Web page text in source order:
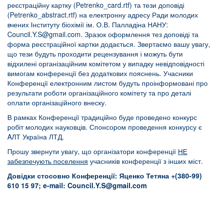
реєстраційну картку (Petrenko_card.rtf) та тези доповіді
(Petrenko_abstract.rtf) на електронну адресу Ради молодих
вчених Інституту біохімії ім. О.В. Палладіна НАНУ:
Council.Y.S@gmail.com. Зразок оформлення тез доповіді та
форма реєстраційної картки додається. Звертаємо вашу увагу,
що тези будуть проходити рецензування і можуть бути
відхилені організаційним комітетом у випадку невідповідності
вимогам конференції без додаткових пояснень. Учасники
Конференції електронним листом будуть проінформовані про
результати роботи організаційного комітету та про деталі
оплати організаційного внеску.
В рамках Конференції традиційно буде проведено конкурс
робіт молодих науковців. Спонсором проведення конкурсу є
AЛТ Україна ЛТД.
Прошу звернути увагу, що організатори конференції НЕ
забезпечують поселення учасників конференції з інших міст.
Довідки стосовно Конференції: Яценко Тетяна +(380-99)
610 15 97; e-mail: Council.Y.S@gmail.com